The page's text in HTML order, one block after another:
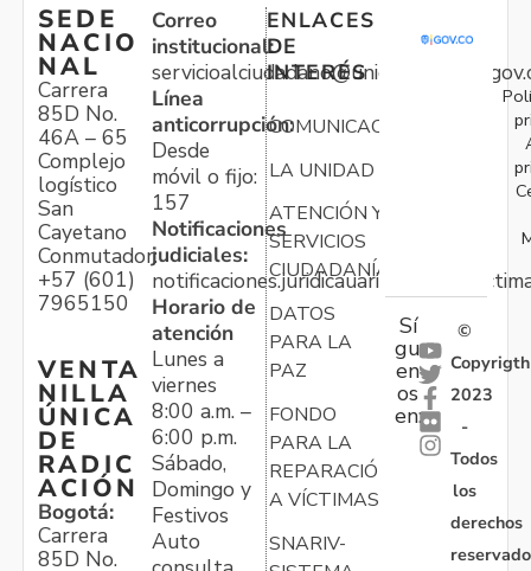
SEDE
NACIO
NAL
Carrera
85D No.
46A – 65
Complejo
logístico
San
Cayetano
Conmutador:
+57 (601)
7965150
VENTA
NILLA
ÚNICA
DE
RADIC
ACIÓN
Bogotá:
Carrera
85D No.
Correo
institucional:
Línea
anticorrupción:
Desde
móvil o fijo:
157
Notificaciones
judiciales:
Horario de
atención
Lunes a
viernes
8:00 a.m. –
6:00 p.m.
Sábado,
Domingo y
Festivos
Auto
ENLACES
DE
INTERÉS
COMUNICACIONES
LA UNIDAD
ATENCIÓN Y
SERVICIOS
CIUDADANÍA
DATOS
PARA LA
PAZ
FONDO
PARA LA
REPARACIÓN
A VÍCTIMAS
SNARIV-
Sí
gu
en
os
en:
©
Copyrigth
2023
-
Todos
los
derechos